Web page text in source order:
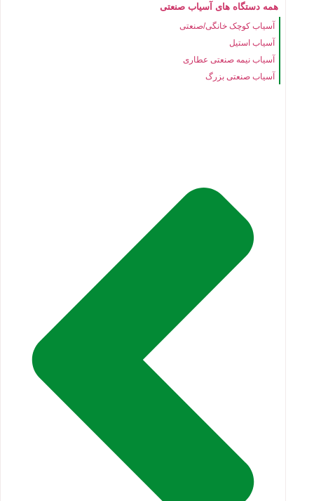
همه دستگاه های آسیاب صنعتی
آسیاب کوچک خانگی/صنعتی
آسیاب استیل
آسیاب نیمه صنعتی عطاری
آسیاب صنعتی بزرگ